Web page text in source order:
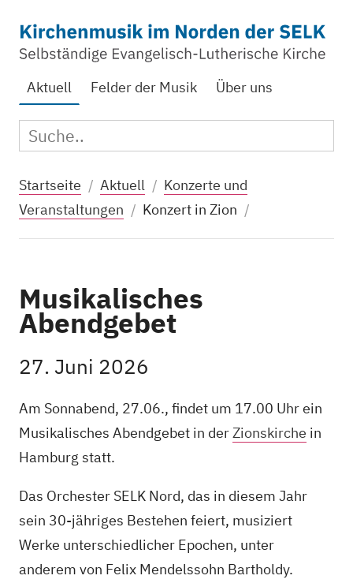
Zum Hauptinhalt springen
Aktuelle Seite:
Aktuell Felder der Musik Über uns
Suche:
Startseite Aktuell
Konzerte und
Veranstaltungen
Konzert in Zion
Musikalisches
Abendgebet
27. Juni 2026
Am Sonnabend, 27.06., findet um 17.00 Uhr ein
Musikalisches Abendgebet in derZionskirche in
Hamburg statt.
Das Orchester SELK Nord, das in diesem Jahr
sein 30-jähriges Bestehen feiert, musiziert
Werke unterschiedlicher Epochen, unter
anderem von Felix Mendelssohn Bartholdy.